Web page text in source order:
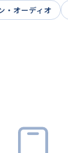
・オーディオ